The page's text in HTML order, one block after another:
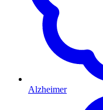
Alzheimer